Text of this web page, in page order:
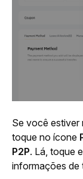
Se você estiver
toque no ícone
P2P. Lá, toque
informações de